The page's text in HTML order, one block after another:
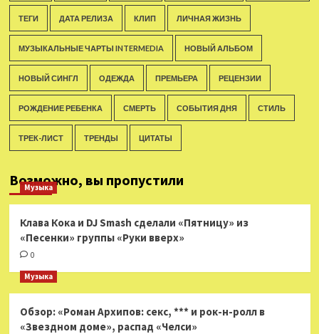
ТЕГИ ДАТА РЕЛИЗА КЛИП ЛИЧНАЯ ЖИЗНЬ
МУЗЫКАЛЬНЫЕ ЧАРТЫ INTERMEDIA НОВЫЙ АЛЬБОМ
НОВЫЙ СИНГЛ ОДЕЖДА ПРЕМЬЕРА РЕЦЕНЗИИ
РОЖДЕНИЕ РЕБЕНКА СМЕРТЬ СОБЫТИЯ ДНЯ СТИЛЬ
ТРЕК-ЛИСТ ТРЕНДЫ ЦИТАТЫ
Возможно, вы пропустили
Музыка
Клава Кока и DJ Smash сделали «Пятницу» из
«Песенки» группы «Руки вверх»
0
Музыка
Обзор: «Роман Архипов: секс, *** и рок-н-ролл в
«Звездном доме», распад «Челси»